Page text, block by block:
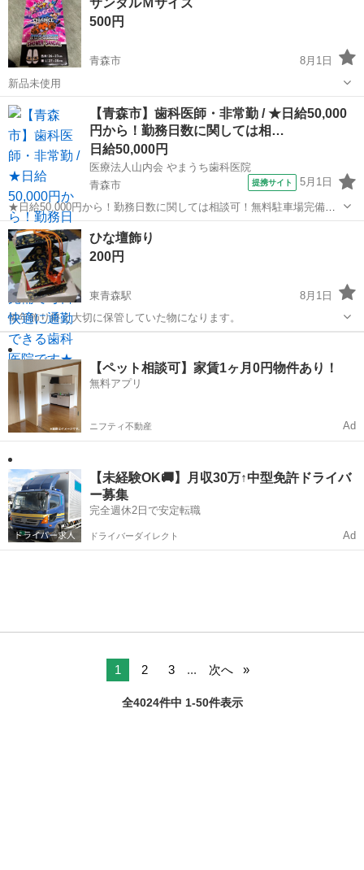
確認の為1度開封してます。その後テープで止め直しました。 このま
までのお渡しです。 ...
サンダルＭサイズ
500円
青森市
8月1日
新品未使用
青森 その他
【青森市】歯科医師・非常勤 / ★日給50,000
円から！勤務日数に関しては相…
日給50,000円
医療法人山内会 やまうち歯科医院
青森市
提携サイト 5月1日
★日給50,000円から！勤務日数に関しては相談可！無料駐車場完備で
毎日快適に通勤できる歯科医院です★ 日給： 50,000円~ アクセス：青
い森鉄道線 青森 車で12分 オススメコメント ●日給50,000円からの
高...
青森 青森市 その他
ひな壇飾り
200円
東青森駅
8月1日
毎年飾り終え大切に保管していた物になります。
青森 青森市
【ペット相談可】家賃1ヶ月0円物件あり！
無料アプリ
ニフティ不動産 Ad
【未経験OK🚚】月収30万↑中型免許ドライバ
ー募集
完全週休2日で安定転職
ドライバーダイレクト Ad
1 2 3 ... 次へ
全4024件中 1-50件表示